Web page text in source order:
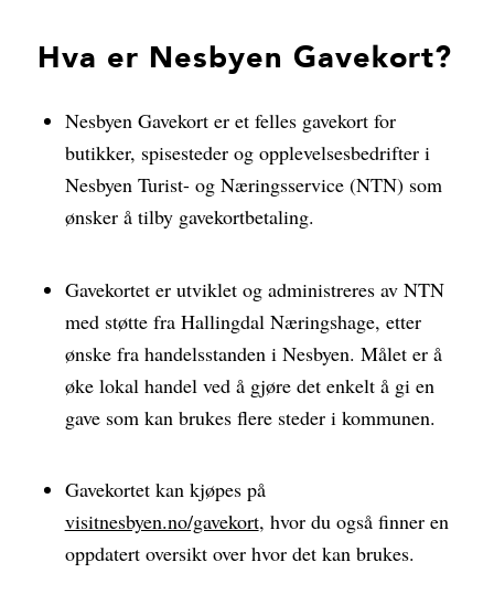
Hva er Nesbyen Gavekort?
Nesbyen Gavekort er et felles gavekort for
butikker, spisesteder og opplevelsesbedrifter i
Nesbyen Turist- og Næringsservice (NTN) som
ønsker å tilby gavekortbetaling.
Gavekortet er utviklet og administreres av NTN
med støtte fra Hallingdal Næringshage, etter
ønske fra handelsstanden i Nesbyen. Målet er å
øke lokal handel ved å gjøre det enkelt å gi en
gave som kan brukes flere steder i kommunen.
Gavekortet kan kjøpes på
visitnesbyen.no/gavekort, hvor du også finner en
oppdatert oversikt over hvor det kan brukes.